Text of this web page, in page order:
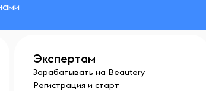
Экспертам
Зарабатывать на Beautery
Регистрация и старт